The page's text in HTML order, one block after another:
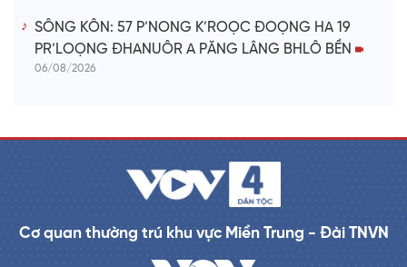
SÔNG KÔN: 57 P’NONG K’ROỌC ĐOỌNG HA 19
PR’LOỌNG ĐHANUÔR A PĂNG LÂNG BHLÔ BỀN
06/08/2026
Cơ quan thường trú khu vực Miền Trung - Đài TNVN